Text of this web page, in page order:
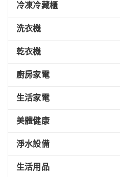
冷凍冷藏櫃
洗衣機
乾衣機
廚房家電
生活家電
美體健康
淨水設備
生活用品